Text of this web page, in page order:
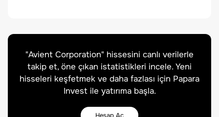
"Avient Corporation" hissesini canlı verilerle
takip et, öne çıkan istatistikleri incele. Yeni
hisseleri keşfetmek ve daha fazlası için Papara
Invest ile yatırıma başla.
Hesap Aç